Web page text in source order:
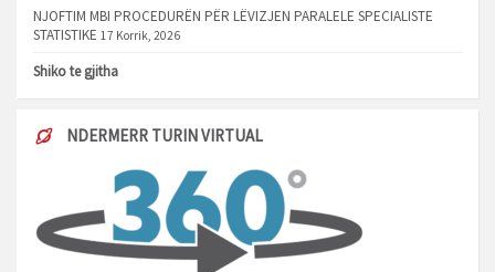
NJOFTIM MBI PROCEDURËN PËR LËVIZJEN PARALELE SPECIALISTE
STATISTIKE 17 Korrik, 2026
Shiko te gjitha
NDERMERR TURIN VIRTUAL